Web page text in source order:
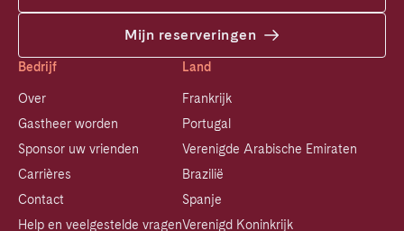
Mijn reserveringen
Bedrijf
Over
Gastheer worden
Sponsor uw vrienden
Carrières
Contact
Help en veelgestelde vragen
Land
Frankrijk
Portugal
Verenigde Arabische Emiraten
Brazilië
Spanje
Verenigd Koninkrijk